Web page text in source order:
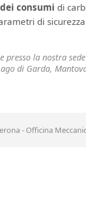
consumi di
di
presso la nostra
di Garda,
- Officina